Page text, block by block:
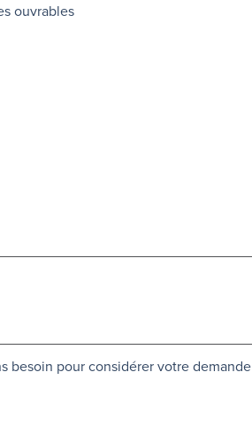
ouvrables
besoin pour considérer votre demande